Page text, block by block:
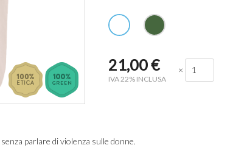
21,00€
IVA 22% INCLUSA
×
senza parlare di violenza sulle donne.